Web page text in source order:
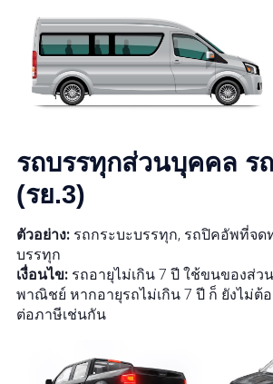
รถบรรทุกส่วนบุคคล ร
(รย.3)
ตัวอย่าง: รถกระบะบรรทุก, รถปิคอัพที่จด
บรรทุก
เงื่อนไข: รถอายุไม่เกิน 7 ปี ใช้ขนของส่ว
พาณิชย์ หากอายุรถไม่เกิน 7 ปี ก็ ยังไม่ต้
ต่อภาษีเช่นกัน